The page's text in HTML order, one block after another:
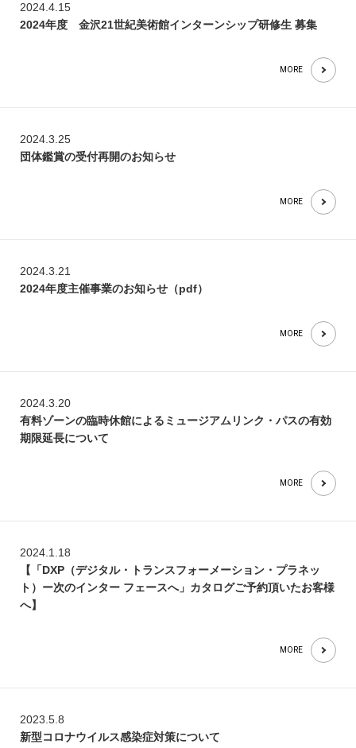
2024.4.15
2024年度 金沢21世紀美術館インターンシップ研修生 募集
MORE
2024.3.25
団体鑑賞の受付再開のお知らせ
MORE
2024.3.21
2024年度主催事業のお知らせ（pdf）
MORE
2024.3.20
有料ゾーンの臨時休館によるミュージアムリンク・パスの有効
期限延長について
MORE
2024.1.18
【「DXP（デジタル・トランスフォーメーション・プラネッ
ト）ー次のインター フェースへ」カタログご予約頂いたお客様
へ】
MORE
2023.5.8
新型コロナウイルス感染症対策について